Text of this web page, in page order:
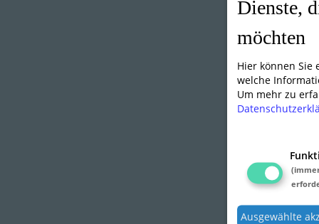
Dienste,
möchten
Hier können Sie
welche
Um mehr zu
Ausgewählte